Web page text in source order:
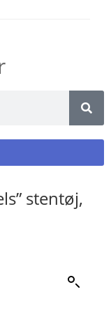
stentøj,